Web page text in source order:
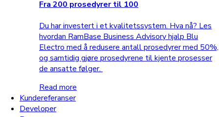
Fra 200 prosedyrer til 100
Du har investert i et kvalitetssystem. Hva nå? Les
hvordan RamBase Business Advisory hjalp Blu
Electro med å redusere antall prosedyrer med 50%,
og samtidig gjøre prosedyrene til kjente prosesser
de ansatte følger.
Read more
Kundereferanser
Developer